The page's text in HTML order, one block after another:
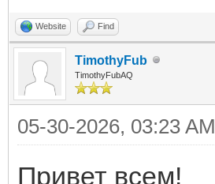
Website Find
TimothyFub
TimothyFubAQ
05-30-2026, 03:23 AM
Привет всем!